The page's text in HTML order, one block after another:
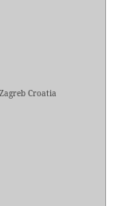
Zagreb Croatia